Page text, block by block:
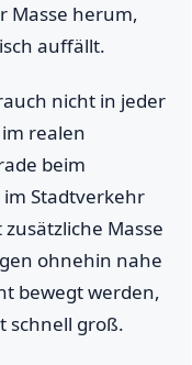
Masse herum,
auffällt.
nicht in jeder
realen
beim
Stadtverkehr
Masse
ohnehin nahe
bewegt werden,
schnell groß.